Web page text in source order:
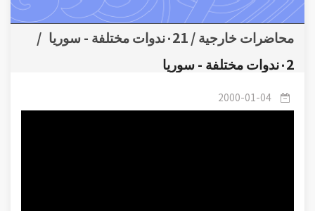
محاضرات خارجية / ٠21ندوات مختلفة - سوريا
/
٠2ندوات مختلفة - سوريا
2000-01-04